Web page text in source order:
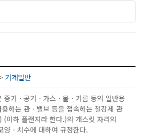
> 기계일반
증기ㆍ공기ㆍ가스ㆍ물ㆍ기름 등의 일반용
용하는 관ㆍ밸브 등을 접속하는 철강제 관
(이하 플랜지라 한다.)의 개스킷 자리의
양ㆍ치수에 대하여 규정한다.